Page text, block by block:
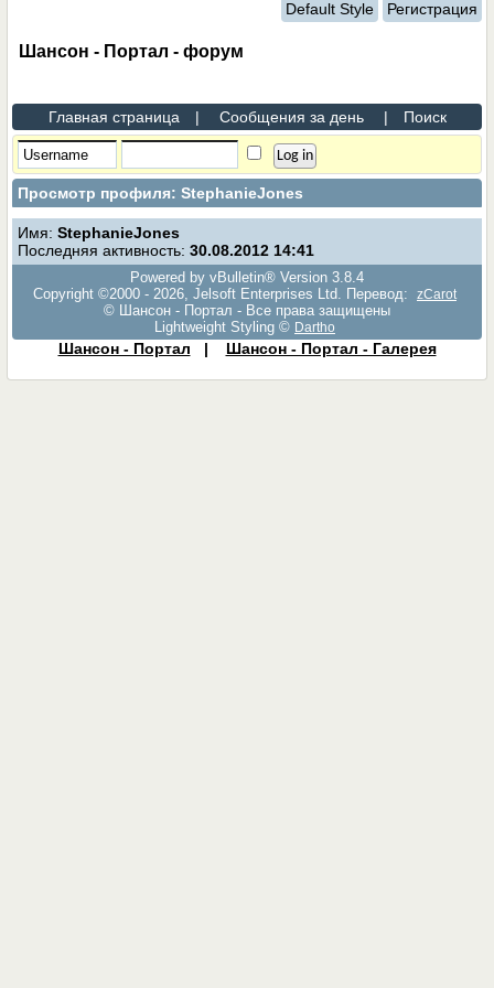
Default Style Регистрация
Шансон - Портал - форум
Главная страница | Сообщения за день | Поиск
Просмотр профиля: StephanieJones
Имя:StephanieJones
Последняя активность: 30.08.2012 14:41
Powered by vBulletin® Version 3.8.4
Copyright ©2000 - 2026, Jelsoft Enterprises Ltd. Перевод:
zCarot
© Шансон - Портал - Все права защищены
Lightweight Styling © Dartho
Шансон - Портал | Шансон - Портал - Галерея